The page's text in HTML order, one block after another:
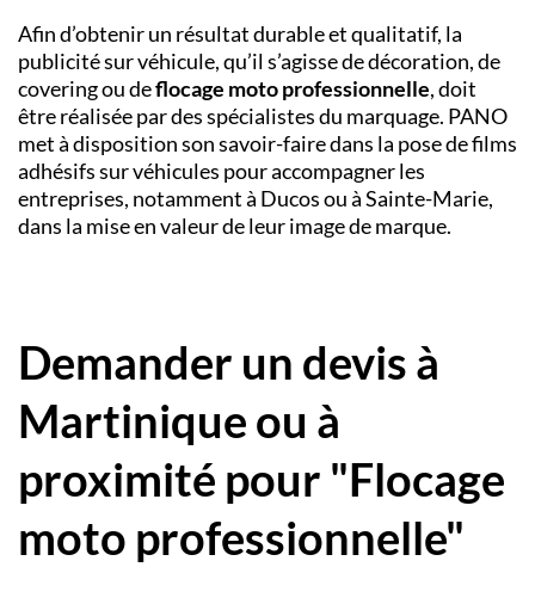
Afin d’obtenir un résultat durable et qualitatif, la
publicité sur véhicule, qu’il s’agisse de décoration, de
covering ou deflocage moto professionnelle, doit
être réalisée par des spécialistes du marquage. PANO
met à disposition son savoir-faire dans la pose de films
adhésifs sur véhicules pour accompagner les
entreprises, notamment à Ducos ou à Sainte-Marie,
dans la mise en valeur de leur image de marque.
Demander un devis à
Martinique ou à
proximité pour "Flocage
moto professionnelle"